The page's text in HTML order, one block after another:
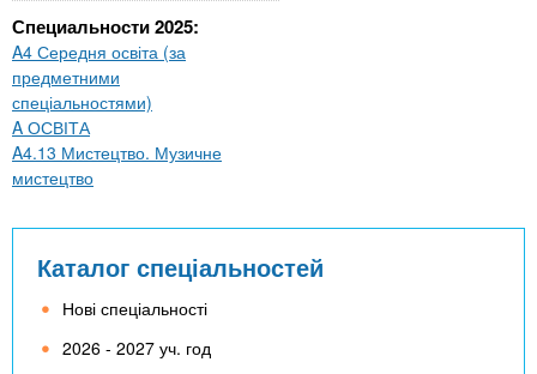
Специальности 2025:
A4 Середня освіта (за
предметними
спеціальностями)
A ОСВІТА
A4.13 Мистецтво. Музичне
мистецтво
Каталог спеціальностей
Нові спеціальності
2026 - 2027 уч. год